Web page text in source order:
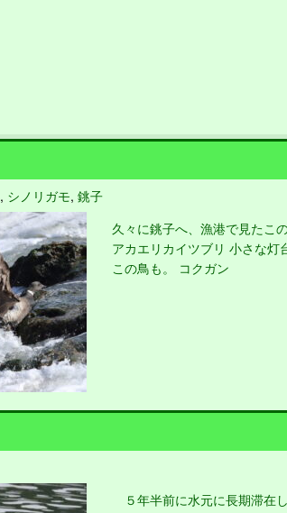
, シノリガモ, 銚子
久々に銚子へ、漁港で見たこ
アカエリカイツブリ 小さな灯
この鳥も。 コクガン
５年半前に水元に長期滞在